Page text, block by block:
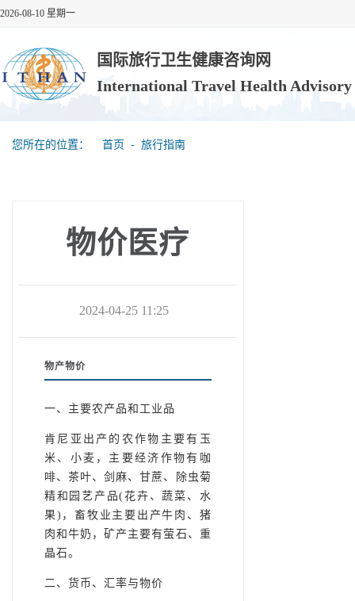
2026-08-10 星期一
国际旅行卫生健康咨询网
International Travel Health
您所在的位置： 首页 ‐ 旅行指南
物价医疗
2024-04-25 11:25
物产物价
一、主要农产品和工业品
肯尼亚出产的农作物主要有玉
米、小麦，主要经济作物有咖
啡、茶叶、剑麻、甘蔗、除虫菊
精和园艺产品(花卉、蔬菜、水
果)，畜牧业主要出产牛肉、猪
肉和牛奶，矿产主要有萤石、重
晶石。
二、货币、汇率与物价